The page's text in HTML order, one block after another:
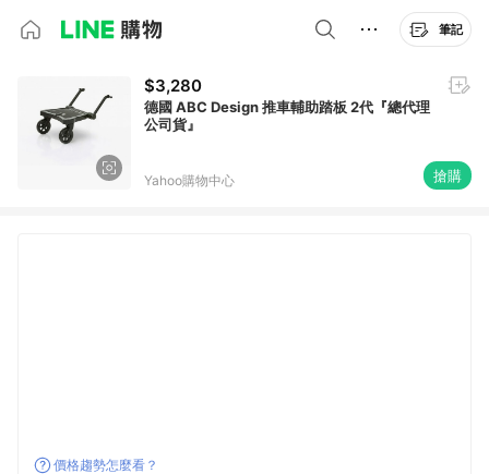
筆記
$3,280
德國 ABC Design 推車輔助踏板 2代『總代理
公司貨』
Yahoo購物中心 搶購
價格趨勢怎麼看？